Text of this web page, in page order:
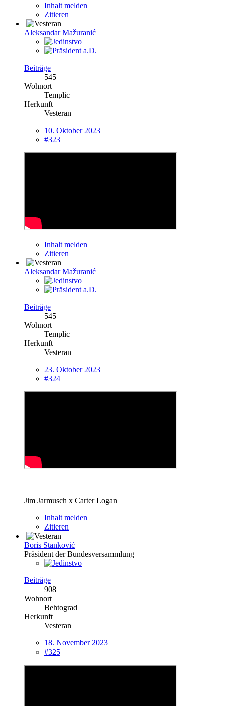
Inhalt melden
Zitieren
Aleksandar Mažuranić
Beiträge
545
Wohnort
Templic
Herkunft
Vesteran
10. Oktober 2023
#323
Inhalt melden
Zitieren
Aleksandar Mažuranić
Beiträge
545
Wohnort
Templic
Herkunft
Vesteran
23. Oktober 2023
#324
Jim Jarmusch x Carter Logan
Inhalt melden
Zitieren
Boris Stanković
Präsident der Bundesversammlung
Beiträge
908
Wohnort
Behtograd
Herkunft
Vesteran
18. November 2023
#325